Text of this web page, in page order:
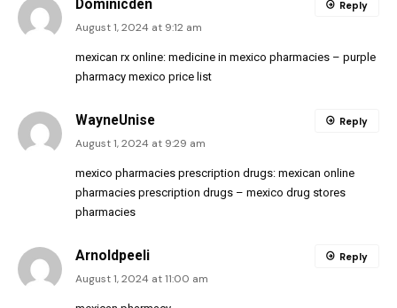
Dominicden
August 1, 2024 at 9:12 am
mexican rx online: medicine in mexico pharmacies – purple
pharmacy mexico price list
Reply
WayneUnise
August 1, 2024 at 9:29 am
mexico pharmacies prescription drugs: mexican online
pharmacies prescription drugs – mexico drug stores
pharmacies
Reply
Arnoldpeeli
August 1, 2024 at 11:00 am
Reply